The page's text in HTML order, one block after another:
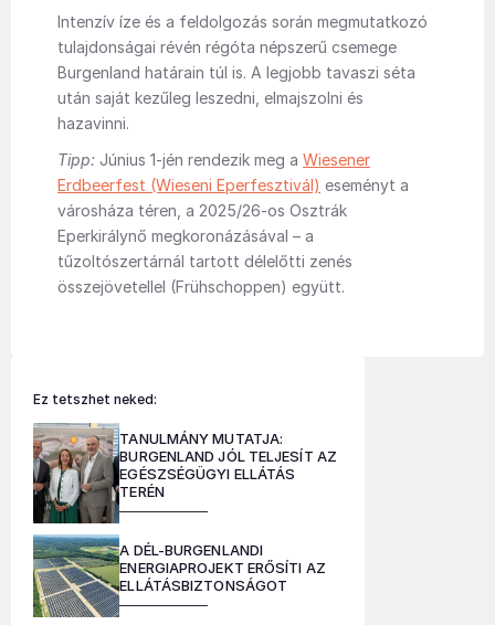
Intenzív íze és a feldolgozás során megmutatkozó
tulajdonságai révén régóta népszerű csemege
Burgenland határain túl is. A legjobb tavaszi séta
után saját kezűleg leszedni, elmajszolni és
hazavinni.
Tipp: Június 1-jén rendezik meg a Wiesener
Erdbeerfest (Wieseni Eperfesztivál) eseményt a
városháza téren, a 2025/26-os Osztrák
Eperkirálynő megkoronázásával – a
tűzoltószertárnál tartott délelőtti zenés
összejövetellel (Frühschoppen) együtt.
Ez tetszhet neked:
TANULMÁNY MUTATJA:
BURGENLAND JÓL TELJESÍT AZ
EGÉSZSÉGÜGYI ELLÁTÁS
TERÉN
A DÉL-BURGENLANDI
ENERGIAPROJEKT ERŐSÍTI AZ
ELLÁTÁSBIZTONSÁGOT